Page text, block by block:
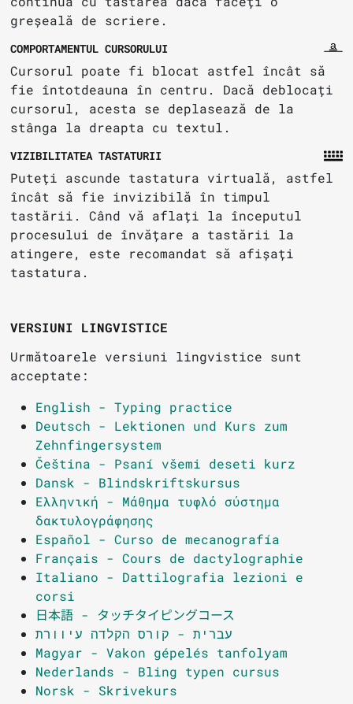
greșeală de scriere.
COMPORTAMENTUL CURSORULUI
Cursorul poate fi blocat astfel încât să
fie întotdeauna în centru. Dacă deblocați
cursorul, acesta se deplasează de la
stânga la dreapta cu textul.
VIZIBILITATEA TASTATURII
Puteți ascunde tastatura virtuală, astfel
încât să fie invizibilă în timpul
tastării. Când vă aflați la începutul
procesului de învățare a tastării la
atingere, este recomandat să afișați
tastatura.
VERSIUNI LINGVISTICE
Următoarele versiuni lingvistice sunt
acceptate:
English - Typing practice
Deutsch - Lektionen und Kurs zum
Zehnfingersystem
Čeština - Psaní všemi deseti kurz
Dansk - Blindskriftskursus
Ελληνική - Μάθημα τυφλό σύστημα
δακτυλογράφησης
Español - Curso de mecanografía
Français - Cours de dactylographie
Italiano - Dattilografia lezioni e
corsi
日本語 - タッチタイピングコース
עברית - קורס הקלדה עיוורת
Magyar - Vakon gépelés tanfolyam
Nederlands - Bling typen cursus
Norsk - Skrivekurs